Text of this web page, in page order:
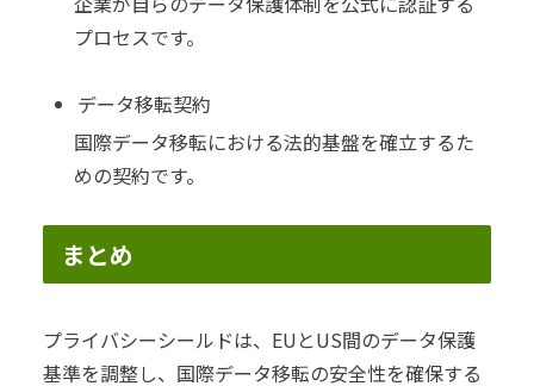
プロセスです。
データ移転契約
国際データ移転における法的基盤を確立するた
めの契約です。
まとめ
プライバシーシールドは、EUとUS間のデータ保護
基準を調整し、国際データ移転の安全性を確保する